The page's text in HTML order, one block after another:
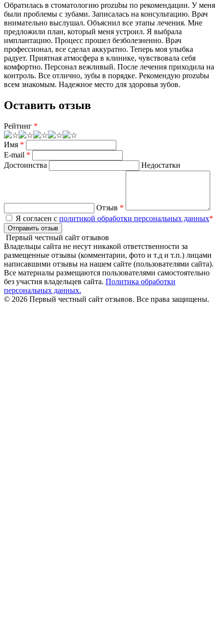
Обратилась в стоматологию prozubы по рекомендации. У меня
были проблемы с зубами. Записалась на консультацию. Врач
внимательно выслушал. Объяснил все этапы лечения. Мне
предложили план, который меня устроил. Я выбрала
имплантацию. Процесс прошел безболезненно. Врач
профессионал, все сделал аккуратно. Теперь моя улыбка
радует. Приятная атмосфера в клинике, чувствовала себя
комфортно. Персонал вежливый. После лечения приходила на
контроль. Все отлично, зубы в порядке. Рекомендую prozubы
всем знакомым. Надежное место для здоровья зубов.
Оставить отзыв
Рейтинг *
Имя *
E-mail *
Достоинства
Недостатки
Отзыв *
Я согласен с политикой обработки персональных данных*
Отправить отзыв
Первый честный сайт отзывов
Владельцы сайта не несут никакой ответственности за
размещенные отзывы (комментарии, фото и т.д и т.п.) лицами
написавшими отзывы на нашем сайте (пользователями сайта).
Все материалы размещаются пользователями самостоятельно
без участия владельцев сайта. Политика обработки
персональных данных.
© 2026 Первый честный сайт отзывов. Все права защищены.